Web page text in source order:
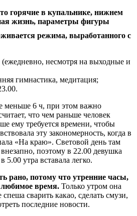
режима, выработанного с
несмотря на выходные и
гимнастика, медитация;
меньше 6 ч, при этом важно
что чем раньше человек
ему требуется времени, чтобы
эту закономерность, когда в
«На краю». Световой день там
поэтому в 22.00 девушка
утра вставала легко.
рано, потому что утренние часы,
любимое время. Только утром она
сварить какао, сделать смузи,
последние новости.